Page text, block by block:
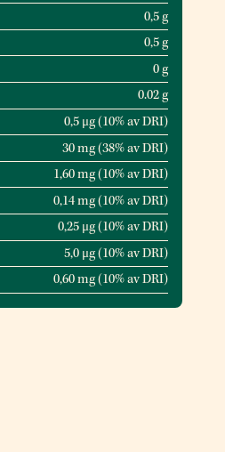
0,5 g
0,5 g
0 g
0.02 g
0,5 μg (10% av DRI)
30 mg (38% av DRI)
1,60 mg (10% av DRI)
0,14 mg (10% av DRI)
0,25 μg (10% av DRI)
5,0 μg (10% av DRI)
0,60 mg (10% av DRI)